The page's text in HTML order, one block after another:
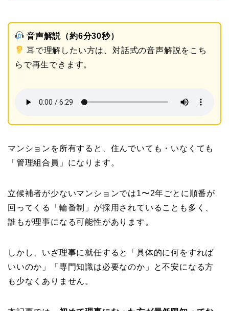
音声解説（約6分30秒）
耳で理解したい方は、対話式の音声解説をこち
らで再生できます。
マンションを所有すると、住んでいても・いなくても
「管理組合員」になります。
立候補者が少ないマンションでは1〜2年ごとに順番が
回ってくる「輪番制」が採用されていることも多く、
誰もが理事になる可能性があります。
しかし、いざ理事に就任すると「具体的に何をすれば
いいのか」「専門知識は必要なのか」と不安になる方
も少なくありません。